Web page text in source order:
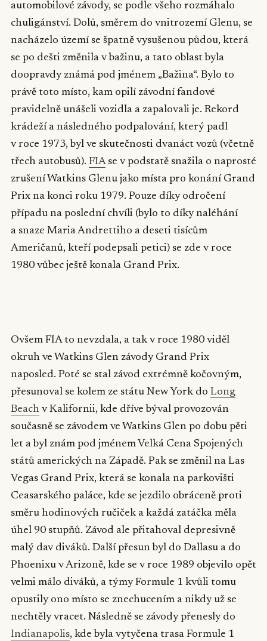
automobilové závody, se podle všeho rozmáhalo
chuligánství. Dolů, směrem do vnitrozemí Glenu, se
nacházelo území se špatně vysušenou půdou, která
se po dešti změnila v bažinu, a tato oblast byla
doopravdy známá pod jménem „Bažina“. Bylo to
právě toto místo, kam opilí závodní fandové
pravidelně unášeli vozidla a zapalovali je. Rekord
krádeží a následného podpalování, který padl
v roce 1973, byl ve skutečnosti dvanáct vozů (včetně
třech autobusů). FIAse v podstatě snažila o naprosté
zrušení Watkins Glenu jako místa pro konání Grand
Prix na konci roku 1979. Pouze díky odročení
případu na poslední chvíli (bylo to díky naléhání
a snaze Maria Andrettiho a deseti tisícům
Američanů, kteří podepsali petici) se zde v roce
1980 vůbec ještě konala Grand Prix.
Ovšem FIA to nevzdala, a tak v roce 1980 viděl
okruh ve Watkins Glen závody Grand Prix
naposled. Poté se stal závod extrémně kočovným,
přesunoval se kolem ze státu New York do Long
Beach v Kalifornii, kde dříve býval provozován
současně se závodem ve Watkins Glen po dobu pěti
let a byl znám pod jménem Velká Cena Spojených
států amerických na Západě. Pak se změnil na Las
Vegas Grand Prix, která se konala na parkovišti
Ceasarského paláce, kde se jezdilo obráceně proti
směru hodinových ručiček a každá zatáčka měla
úhel 90 stupňů. Závod ale přitahoval depresivně
malý dav diváků. Další přesun byl do Dallasu a do
Phoenixu v Arizoně, kde se v roce 1989 objevilo opět
velmi málo diváků, a týmy Formule 1 kvůli tomu
opustily ono místo se znechucením a nikdy už se
nechtěly vracet. Následně se závody přenesly do
Indianapolis, kde byla vytyčena trasa Formule 1